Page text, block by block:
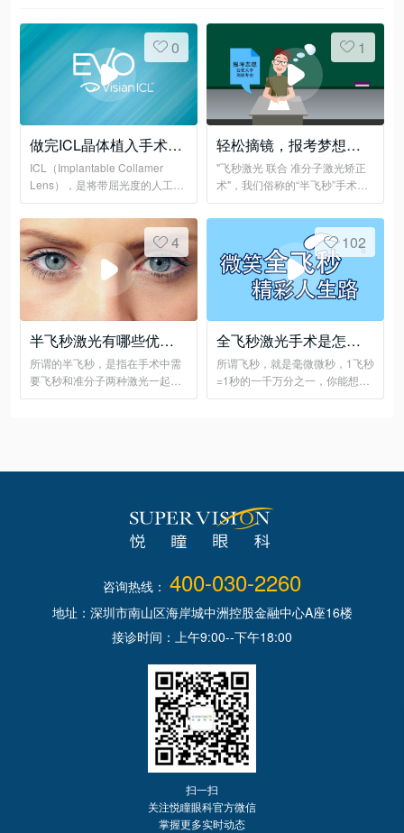
做完ICL晶体植入手术，
可以潜水、攀岩......吗？
ICL（Implantable Collamer
Lens），是将带屈光度的人工晶
体植入虹膜与晶体之间，来达到
矫正近视的目的。
0
轻松摘镜，报考梦想职
业
"飞秒激光 联合 准分子激光矫正
术"，我们俗称的“半飞秒”手术，
全程无刀、无痛、快捷！
1
半飞秒激光有哪些优
点？
所谓的半飞秒，是指在手术中需
要飞秒和准分子两种激光一起完
成的全激光手术
4
全飞秒激光手术是怎么
做的
所谓飞秒，就是毫微微秒，1飞秒
=1秒的一千万分之一，你能想象
这有多快吗？
102
咨询热线： 400-030-2260
地址：深圳市南山区海岸城中洲控股金融中心A座16楼
接诊时间：上午9:00--下午18:00
扫一扫
关注悦瞳眼科官方微信
掌握更多实时动态